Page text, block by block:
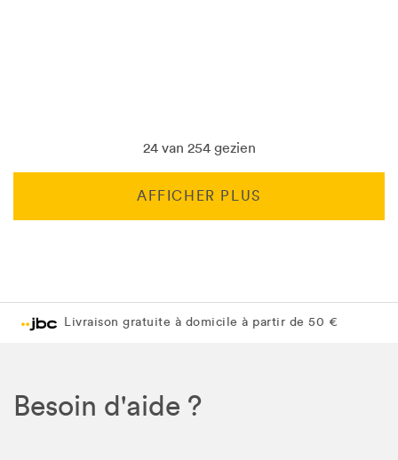
24 van 254 gezien
AFFICHER PLUS
Livraison gratuite en magasin JBC
Livraison gratuite en magasin JBC
Besoin d'aide ?